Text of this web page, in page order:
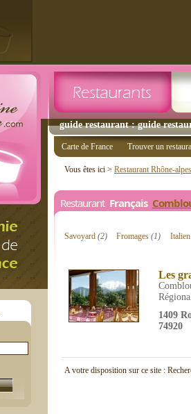
guide restaurant : guide
Carte de France Trouver un
Vous êtes ici > Restaurant Rhône-alpes
Restaurant Français
Savoyard (2) Fromages(1)
Les
1409
74920
A votre disposition sur ce site :